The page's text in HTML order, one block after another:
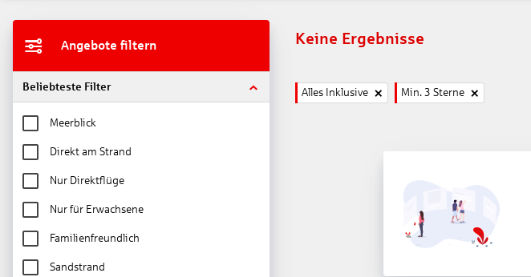
Angebote filtern
Beliebteste Filter
Meerblick
Direkt am Strand
Nur Direktflüge
Nur für Erwachsene
Familienfreundlich
Sandstrand
Keine Ergebnisse
Alles Inklusive Min. 3 Sterne